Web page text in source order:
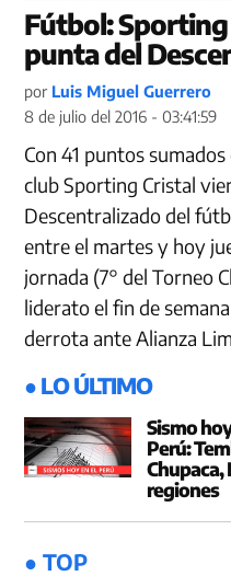
Fútbol:
punta del
por Luis Miguel Guerrero
8 de julio del 2016 - 03:41:59
Con 41 puntos
club Sporting Cristal
Descentralizado del
entre el martes y hoy
jornada (7° del Torneo
liderato el fin de
derrota ante Alianza
● LO ÚLTIMO
Sismo
Perú:
Chupaca,
regiones
● TOP